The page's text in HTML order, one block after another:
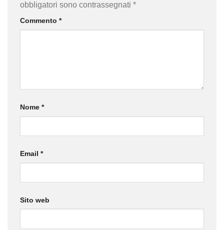
obbligatori sono contrassegnati *
Commento *
Nome *
Email *
Sito web